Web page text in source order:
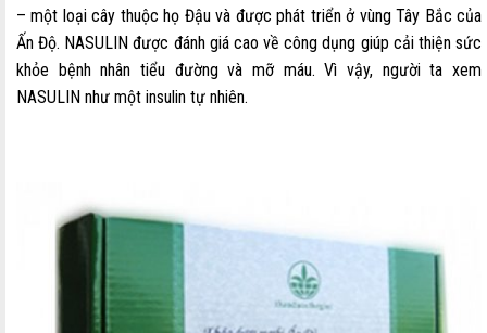
– một loại cây thuộc họ Đậu và được phát triển ở vùng Tây Bắc của
Ấn Độ. NASULIN được đánh giá cao về công dụng giúp cải thiện sức
khỏe bệnh nhân tiểu đường và mỡ máu. Vì vậy, người ta xem
NASULIN như một insulin tự nhiên.